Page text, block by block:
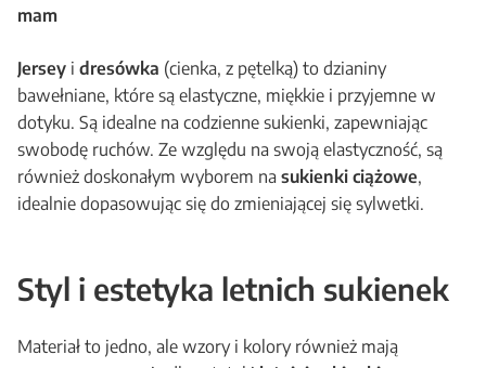
mam
Jersey i dresówka (cienka, z pętelką) to dzianiny
bawełniane, które są elastyczne, miękkie i przyjemne w
dotyku. Są idealne na codzienne sukienki, zapewniając
swobodę ruchów. Ze względu na swoją elastyczność, są
również doskonałym wyborem na sukienki ciążowe,
idealnie dopasowując się do zmieniającej się sylwetki.
Styl i estetyka letnich sukienek
Materiał to jedno, ale wzory i kolory również mają